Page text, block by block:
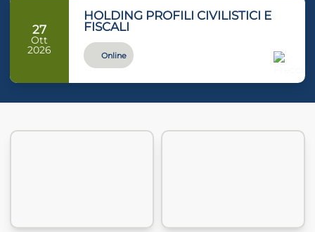
27
Ott
2026
HOLDING PROFILI CIVILISTICI E
FISCALI
Online